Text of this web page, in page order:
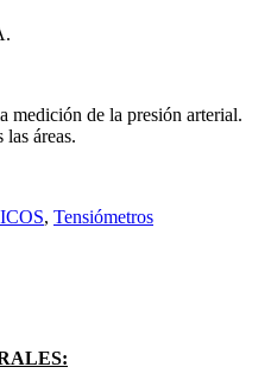
medición de la presión arterial.
las áreas.
, Tensiómetros